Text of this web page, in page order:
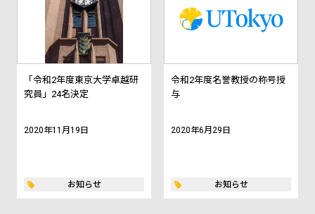
「令和2年度東京大学卓越研
究員」24名決定
2020年11月19日
お知らせ
令和2年度名誉教授の称号授
与
2020年6月29日
お知らせ